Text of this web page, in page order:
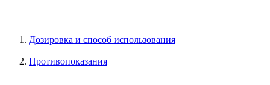
Дозировка и способ использования
Противопоказания